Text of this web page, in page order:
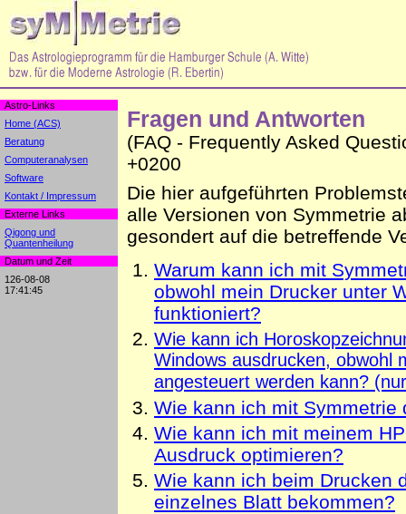
Astro-Links
Home (ACS)
Beratung
Computeranalysen
Software
Kontakt / Impressum
Externe Links
Qigong und
Quantenheilung
Datum und Zeit
126-08-08
17:41:45
Fragen und Antworten
(FAQ - Frequently Asked
+0200
Die hier aufgeführten
alle Versionen von Symmetrie
gesondert auf die betreffende
Warum kann ich mit
obwohl mein Drucker unter
funktioniert?
Wie kann ich
Windows ausdrucken, obwohl
angesteuert werden kann?
Wie kann ich mit Symmetrie
Wie kann ich mit meinem
Ausdruck optimieren?
Wie kann ich beim Drucken
einzelnes Blatt bekommen?